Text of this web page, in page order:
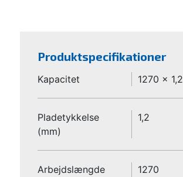
Produktspecifikationer
Kapacitet 1270 x 1,2
Pladetykkelse
(mm)
1,2
Arbejdslængde
1270